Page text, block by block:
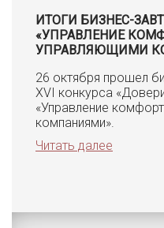
ИТОГИ БИЗНЕС-
«УПРАВЛЕНИЕ
УПРАВЛЯЮЩИМИ
26 октября прошел
XVI конкурса
«Управление
компаниями».
Читать далее